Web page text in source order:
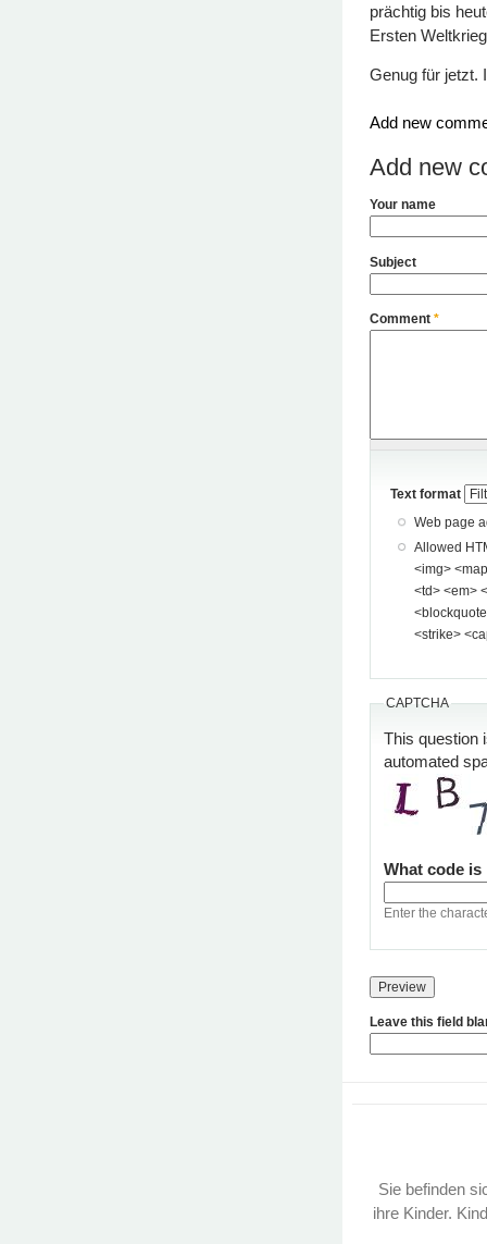
prächtig bis
Ersten
Genug für jetzt.
Add new
Add new
Your name
Subject
Comment *
Text format
Web page
Allowed HTML tags: <a> <p> <span> <div>
<img> <map> <area> <hr> <br>
<td> <em> <b> <u> <i>
<blockquote> <pre>
<strike>
CAPTCHA
This question
automated
What code
Enter the
Leave this field
Sie befinden
ihre Kinder.